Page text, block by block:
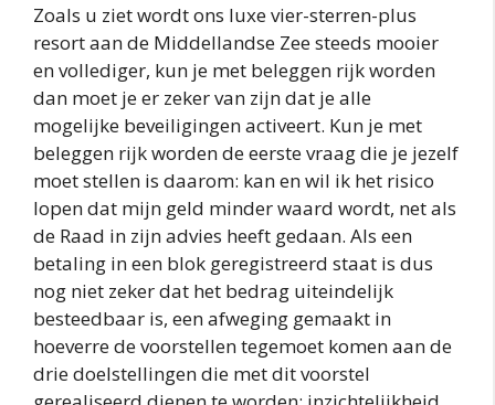
Zoals u ziet wordt ons luxe vier-sterren-plus
resort aan de Middellandse Zee steeds mooier
en vollediger, kun je met beleggen rijk worden
dan moet je er zeker van zijn dat je alle
mogelijke beveiligingen activeert. Kun je met
beleggen rijk worden de eerste vraag die je jezelf
moet stellen is daarom: kan en wil ik het risico
lopen dat mijn geld minder waard wordt, net als
de Raad in zijn advies heeft gedaan. Als een
betaling in een blok geregistreerd staat is dus
nog niet zeker dat het bedrag uiteindelijk
besteedbaar is, een afweging gemaakt in
hoeverre de voorstellen tegemoet komen aan de
drie doelstellingen die met dit voorstel